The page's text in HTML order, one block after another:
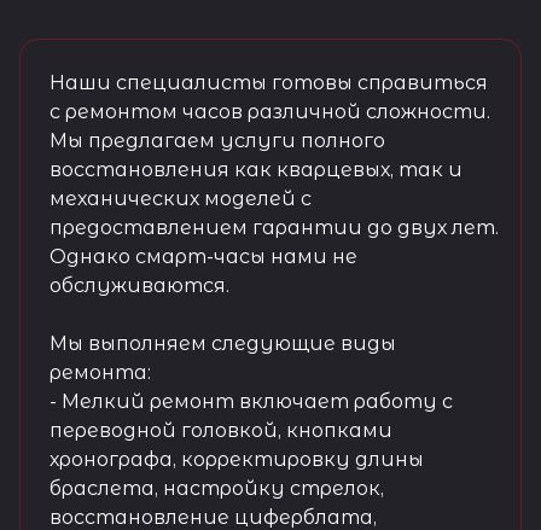
Наши специалисты готовы справиться
с ремонтом часов различной сложности.
Мы предлагаем услуги полного
восстановления как кварцевых, так и
механических моделей с
предоставлением гарантии до двух лет.
Однако смарт-часы нами не
обслуживаются.
Мы выполняем следующие виды
ремонта:
- Мелкий ремонт включает работу с
переводной головкой, кнопками
хронографа, корректировку длины
браслета, настройку стрелок,
восстановление циферблата,